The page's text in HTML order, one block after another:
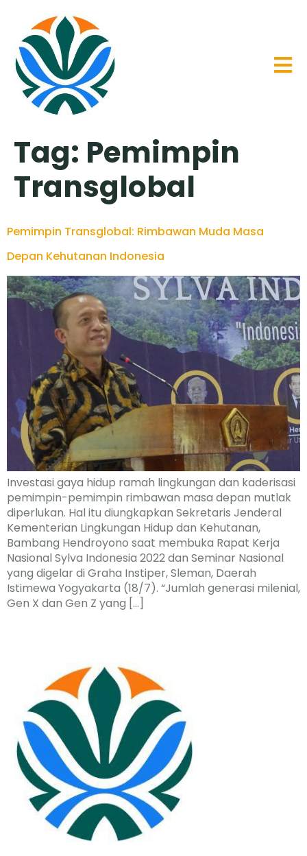
Tag: Pemimpin
Transglobal
Pemimpin Transglobal: Rimbawan Muda Masa
Depan Kehutanan Indonesia
Investasi gaya hidup ramah lingkungan dan kaderisasi
pemimpin-pemimpin rimbawan masa depan mutlak
diperlukan. Hal itu diungkapkan Sekretaris Jenderal
Kementerian Lingkungan Hidup dan Kehutanan,
Bambang Hendroyono saat membuka Rapat Kerja
Nasional Sylva Indonesia 2022 dan Seminar Nasional
yang digelar di Graha Instiper, Sleman, Daerah
Istimewa Yogyakarta (18/7). “Jumlah generasi milenial,
Gen X dan Gen Z yang […]